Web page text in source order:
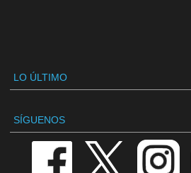
LO ÚLTIMO
SÍGUENOS